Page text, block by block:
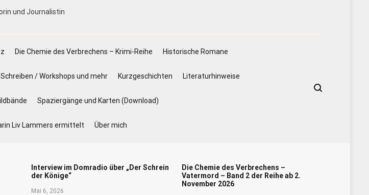
und Journalistin
Die Chemie des Verbrechens – Krimi-Reihe Historische Romane
/ Workshops und mehr Kurzgeschichten Literaturhinweise
Spaziergänge und Karten (Download)
Liv Lammers ermittelt Über mich
Interview im Domradio über „Der Schrein
der Könige“
Mai 6, 2026
Die Chemie des Verbrechens –
Vatermord – Band 2 der Reihe ab 2.
November 2026